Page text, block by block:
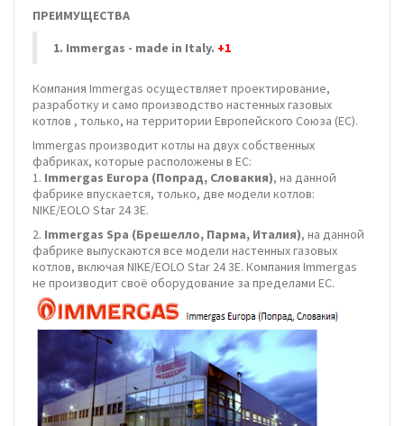
ПРЕИМУЩЕСТВА
1. Immergas - made in Italy. +1
Компания Immergas осуществляет проектирование,
разработку и само производство настенных газовых
котлов , только, на территории Европейского Союза (ЕС).
Immergas производит котлы на двух собственных
фабриках, которые расположены в ЕС:
1. Immergas Europa (Попрад, Словакия), на данной
фабрике впускается, только, две модели котлов:
NIKE/EOLO Star 24 3E.
2. Immergas Spa (Брешелло, Парма, Италия), на данной
фабрике выпускаются все модели настенных газовых
котлов, включая NIKE/EOLO Star 24 3E. Компания Immergas
не производит своё оборудование за пределами EC.